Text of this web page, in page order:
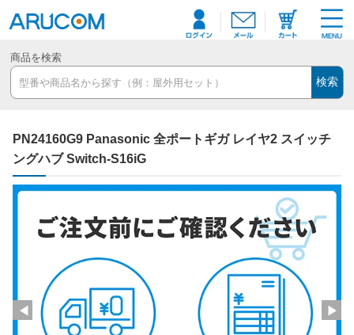
商品を検索
検索
PN24160G9 Panasonic 全ポートギガ レイヤ2 スイッチ
ングハブ Switch-S16iG
◀ ▶